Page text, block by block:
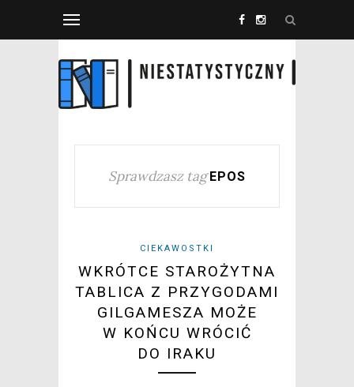
Sprawdzasz tag EPOS
CIEKAWOSTKI
WKRÓTCE STAROŻYTNA
TABLICA Z PRZYGODAMI
GILGAMESZA MOŻE
W KOŃCU WRÓCIĆ
DO IRAKU